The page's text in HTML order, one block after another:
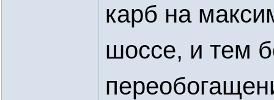
карб на
шоссе, и тем